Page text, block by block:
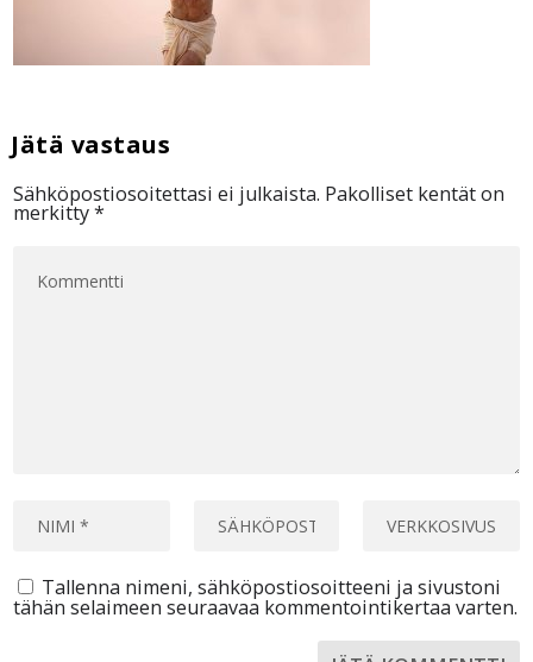
Sähköpostiosoitettasi ei julkaista. Pakolliset kentät on
merkitty*
Tallenna nimeni, sähköpostiosoitteeni ja sivustoni
tähän selaimeen seuraavaa kommentointikertaa varten.